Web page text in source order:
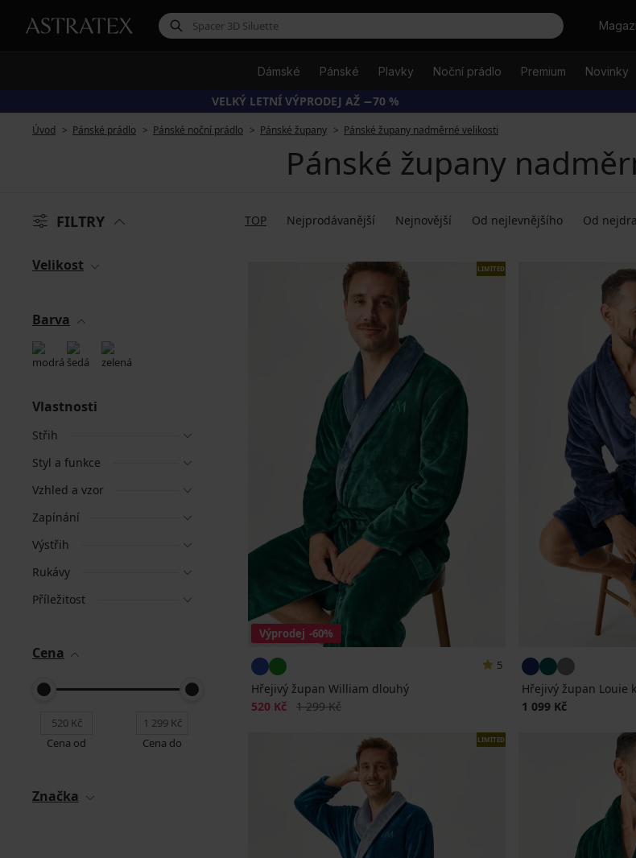
Hledat
Dámské Pánské Plavky Noční prádlo Premium Novinky
VELKÝ LETNÍ VÝPRODEJ AŽ −70 %
Úvod Pánské prádlo Pánské noční prádlo Pánské župany Pánské župany nadměrné velikosti
Pánské župany
FILTRY TOP Nejprodávanější Nejnovější Od nejlevnějšího Od
Velikost
Barva
Vlastnosti
Střih
Styl a funkce
Vzhled a vzor
Zapínání
Výstřih
Rukávy
Příležitost
Cena
Cena od Cena do
Značka
LIMITED
Výprodej -60%
5
Hřejivý župan William dlouhý
Sleva
520 Kč Původní cena
1 299 Kč
Hřejivý župan Louie
1 099 Kč
LIMITED